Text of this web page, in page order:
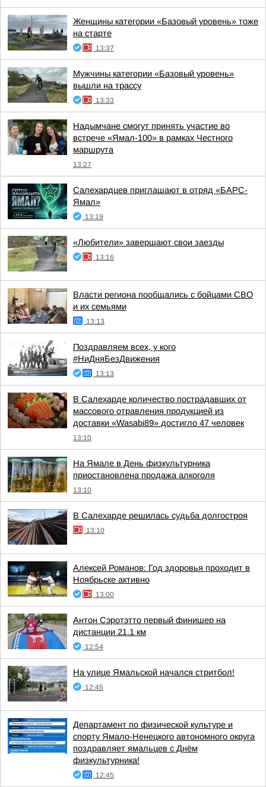
Женщины категории «Базовый уровень» тоже
на старте
13:37
Мужчины категории «Базовый уровень»
вышли на трассу
13:33
Надымчане смогут принять участие во
встрече «Ямал-100» в рамках Честного
маршрута
13:27
Салехардцев приглашают в отряд «БАРС-
Ямал»
13:19
«Любители» завершают свои заезды
13:16
Власти региона пообщались с бойцами СВО
и их семьями
13:13
Поздравляем всех, у кого
#НиДняБезДвижения
13:13
В Салехарде количество пострадавших от
массового отравления продукцией из
доставки «Wasabi89» достигло 47 человек
13:10
На Ямале в День физкультурника
приостановлена продажа алкоголя
13:10
В Салехарде решилась судьба долгостроя
13:10
Алексей Романов: Год здоровья проходит в
Ноябрьске активно
13:00
Антон Сэротэтто первый финишер на
дистанции 21.1 км
12:54
На улице Ямальской начался стритбол!
12:45
Департамент по физической культуре и
спорту Ямало-Ненецкого автономного округа
поздравляет ямальцев с Днём
физкультурника!
12:45